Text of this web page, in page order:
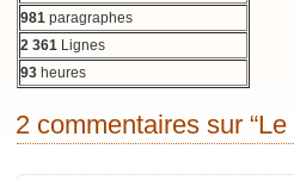
981 paragraphes
2 361 Lignes
93 heures
2 commentaires sur